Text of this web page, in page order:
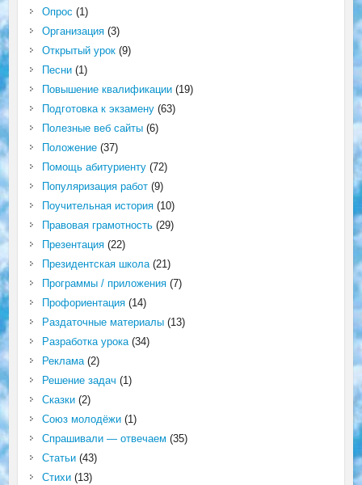
Опрос (1)
Организация(3)
Открытый урок(9)
Песни(1)
Повышение квалификации(19)
Подготовка к экзамену(63)
Полезные веб сайты(6)
Положение(37)
Помощь абитуриенту(72)
Популяризация работ(9)
Поучительная история(10)
Правовая грамотность(29)
Презентация(22)
Президентская школа(21)
Программы / приложения(7)
Профориентация(14)
Раздаточные материалы(13)
Разработка урока(34)
Реклама(2)
Решение задач (1)
Сказки(2)
Союз молодёжи(1)
Спрашивали — отвечаем (35)
Статьи(43)
Стихи(13)